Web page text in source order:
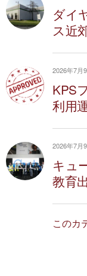
ダイ
ス近
2026年7月
KPS
利用
2026年7月
キュ
教育
このカ